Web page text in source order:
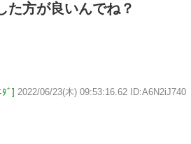
た方が良いんでね？
ﾞ] 2022/06/23(木) 09:53:16.62 ID:A6N2iJ740